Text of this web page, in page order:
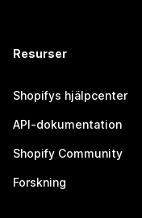
Resurser
Shopifys hjälpcenter
API-dokumentation
Shopify Community
Forskning